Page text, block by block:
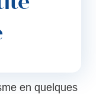
en quelques